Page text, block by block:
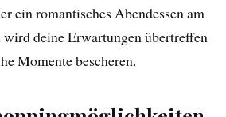
ein romantisches Abendessen am
deine Erwartungen übertreffen
Momente bescheren.